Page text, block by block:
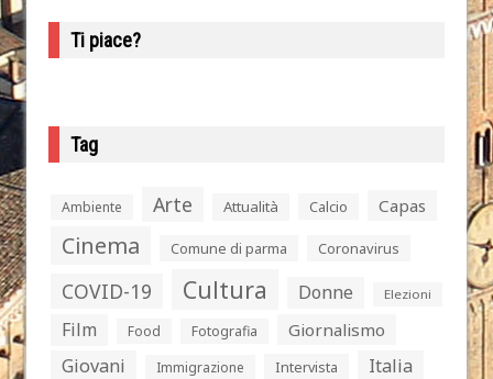
Ti piace?
Tag
Ambiente Arte Attualità Calcio Capas
Cinema Comune di parma Coronavirus
COVID-19 Cultura Donne Elezioni
Film Food Fotografia Giornalismo
Giovani Immigrazione Intervista Italia